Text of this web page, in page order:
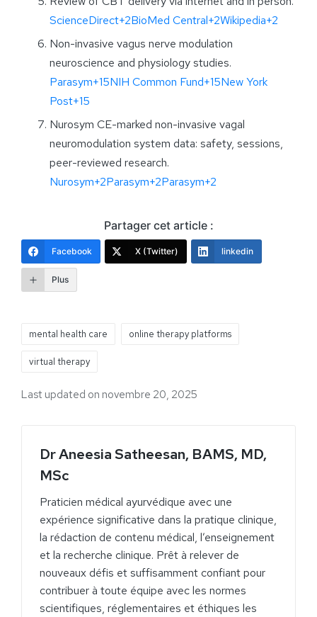
ScienceDirect+2BioMed Central+2Wikipedia+2
Non-invasive vagus nerve modulation
neuroscience and physiology studies.
Parasym+15NIH Common Fund+15New York
Post+15
Nurosym CE-marked non-invasive vagal
neuromodulation system data: safety, sessions,
peer-reviewed research.
Nurosym+2Parasym+2Parasym+2
Partager cet article :
Facebook X (Twitter) linkedin
Plus
mental health care online therapy platforms
virtual therapy
Last updated on novembre 20, 2025
Dr Aneesia Satheesan, BAMS, MD,
MSc
Praticien médical ayurvédique avec une
expérience significative dans la pratique clinique,
la rédaction de contenu médical, l’enseignement
et la recherche clinique. Prêt à relever de
nouveaux défis et suffisamment confiant pour
contribuer à toute équipe avec les normes
scientifiques, réglementaires et éthiques les